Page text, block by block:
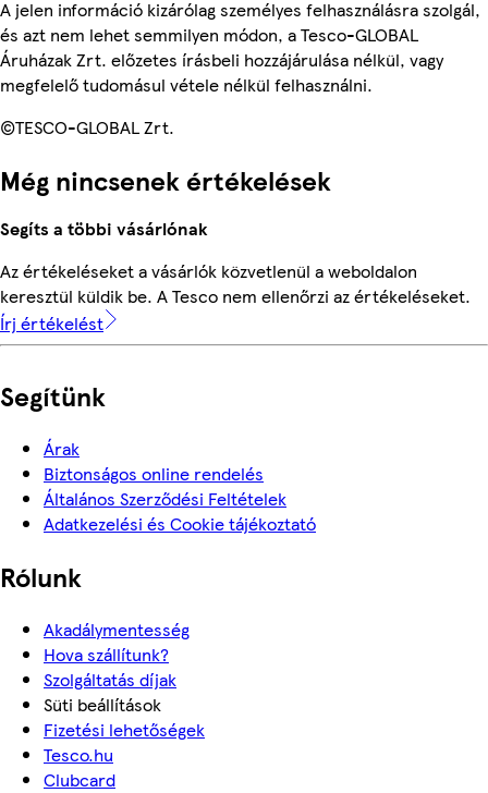
A jelen információ kizárólag személyes felhasználásra szolgál,
és azt nem lehet semmilyen módon, a Tesco-GLOBAL
Áruházak Zrt. előzetes írásbeli hozzájárulása nélkül, vagy
megfelelő tudomásul vétele nélkül felhasználni.
©TESCO-GLOBAL Zrt.
Még nincsenek értékelések
Segíts a többi vásárlónak
Az értékeléseket a vásárlók közvetlenül a weboldalon
keresztül küldik be. A Tesco nem ellenőrzi az értékeléseket.
Írj értékelést
Segítünk
Árak
Biztonságos online rendelés
Általános Szerződési Feltételek
Adatkezelési és Cookie tájékoztató
Rólunk
Akadálymentesség
Hova szállítunk?
Szolgáltatás díjak
Süti beállítások
Fizetési lehetőségek
Tesco.hu
Clubcard